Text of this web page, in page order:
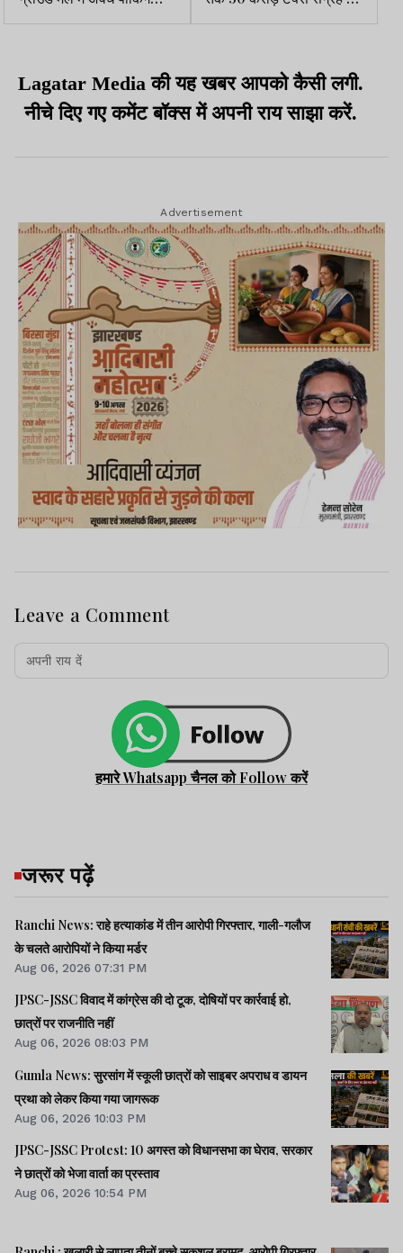
वसूली पर निगम सख्त,
लक्ष्य, निगम ने तेज किया
Lagatar Media की यह खबर आपको कैसी लगी.
नीचे दिए गए कमेंट बॉक्स में अपनी राय साझा करें.
Advertisement
Leave a Comment
हमारे Whatsapp चैनल को Follow करें
जरूर पढ़ें
Ranchi News: राहे हत्याकांड में तीन आरोपी गिरफ्तार, गाली-गलौज
के चलते आरोपियों ने किया मर्डर
Aug 06, 2026 07:31 PM
JPSC-JSSC विवाद में कांग्रेस की दो टूक, दोषियों पर कार्रवाई हो,
छात्रों पर राजनीति नहीं
Aug 06, 2026 08:03 PM
Gumla News: सुरसांग में स्कूली छात्रों को साइबर अपराध व डायन
प्रथा को लेकर किया गया जागरूक
Aug 06, 2026 10:03 PM
JPSC-JSSC Protest: 10 अगस्त को विधानसभा का घेराव, सरकार
ने छात्रों को भेजा वार्ता का प्रस्ताव
Aug 06, 2026 10:54 PM